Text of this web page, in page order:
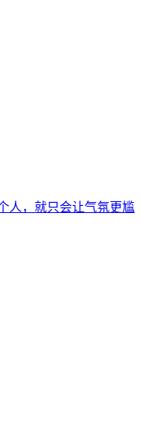
人，就只会让气氛更尴